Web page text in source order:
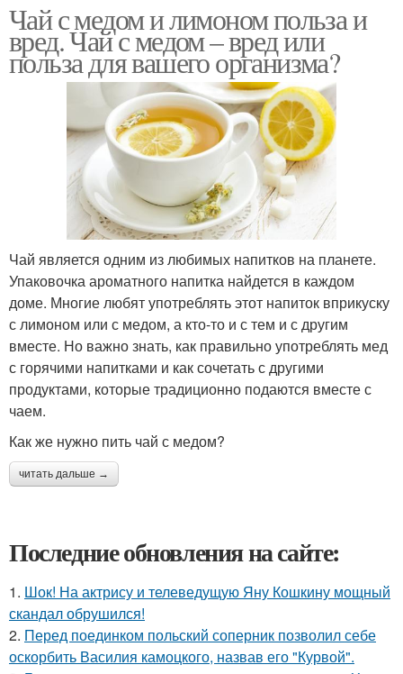
Чай с медом и лимоном польза и
вред. Чай с медом – вред или
польза для вашего организма?
Чай является одним из любимых напитков на планете.
Упаковочка ароматного напитка найдется в каждом
доме. Многие любят употреблять этот напиток вприкуску
с лимоном или с медом, а кто-то и с тем и с другим
вместе. Но важно знать, как правильно употреблять мед
с горячими напитками и как сочетать с другими
продуктами, которые традиционно подаются вместе с
чаем.
Как же нужно пить чай с медом?
читать дальше →
Последние обновления на сайте:
1. Шок! На актрису и телеведущую Яну Кошкину мощный
скандал обрушился!
2. Перед поединком польский соперник позволил себе
оскорбить Василия камоцкого, назвав его "Курвой".